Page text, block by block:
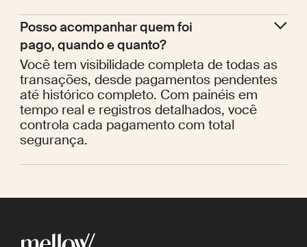
Posso acompanhar quem foi
pago, quando e quanto?
Você tem visibilidade completa de todas as
transações, desde pagamentos pendentes
até histórico completo. Com painéis em
tempo real e registros detalhados, você
controla cada pagamento com total
segurança.